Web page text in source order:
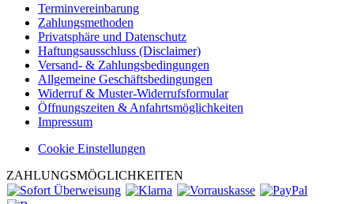
Terminvereinbarung
Zahlungsmethoden
Privatsphäre und Datenschutz
Haftungsausschluss (Disclaimer)
Versand- & Zahlungsbedingungen
Allgemeine Geschäftsbedingungen
Widerruf & Muster-Widerrufsformular
Öffnungszeiten & Anfahrtsmöglichkeiten
Impressum
Cookie Einstellungen
ZAHLUNGSMÖGLICHKEITEN